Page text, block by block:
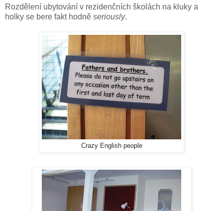
Rozdělení ubytování v rezidenčních školách na kluky a
holky se bere fakt hodně seriously.
Crazy English people